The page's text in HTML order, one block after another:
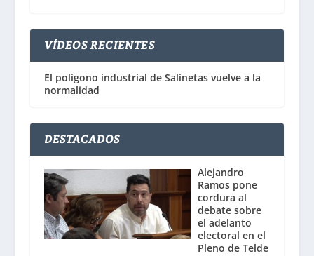
VÍDEOS RECIENTES
El polígono industrial de Salinetas vuelve a la
normalidad
DESTACADOS
Alejandro
Ramos pone
cordura al
debate sobre
el adelanto
electoral en el
Pleno de Telde